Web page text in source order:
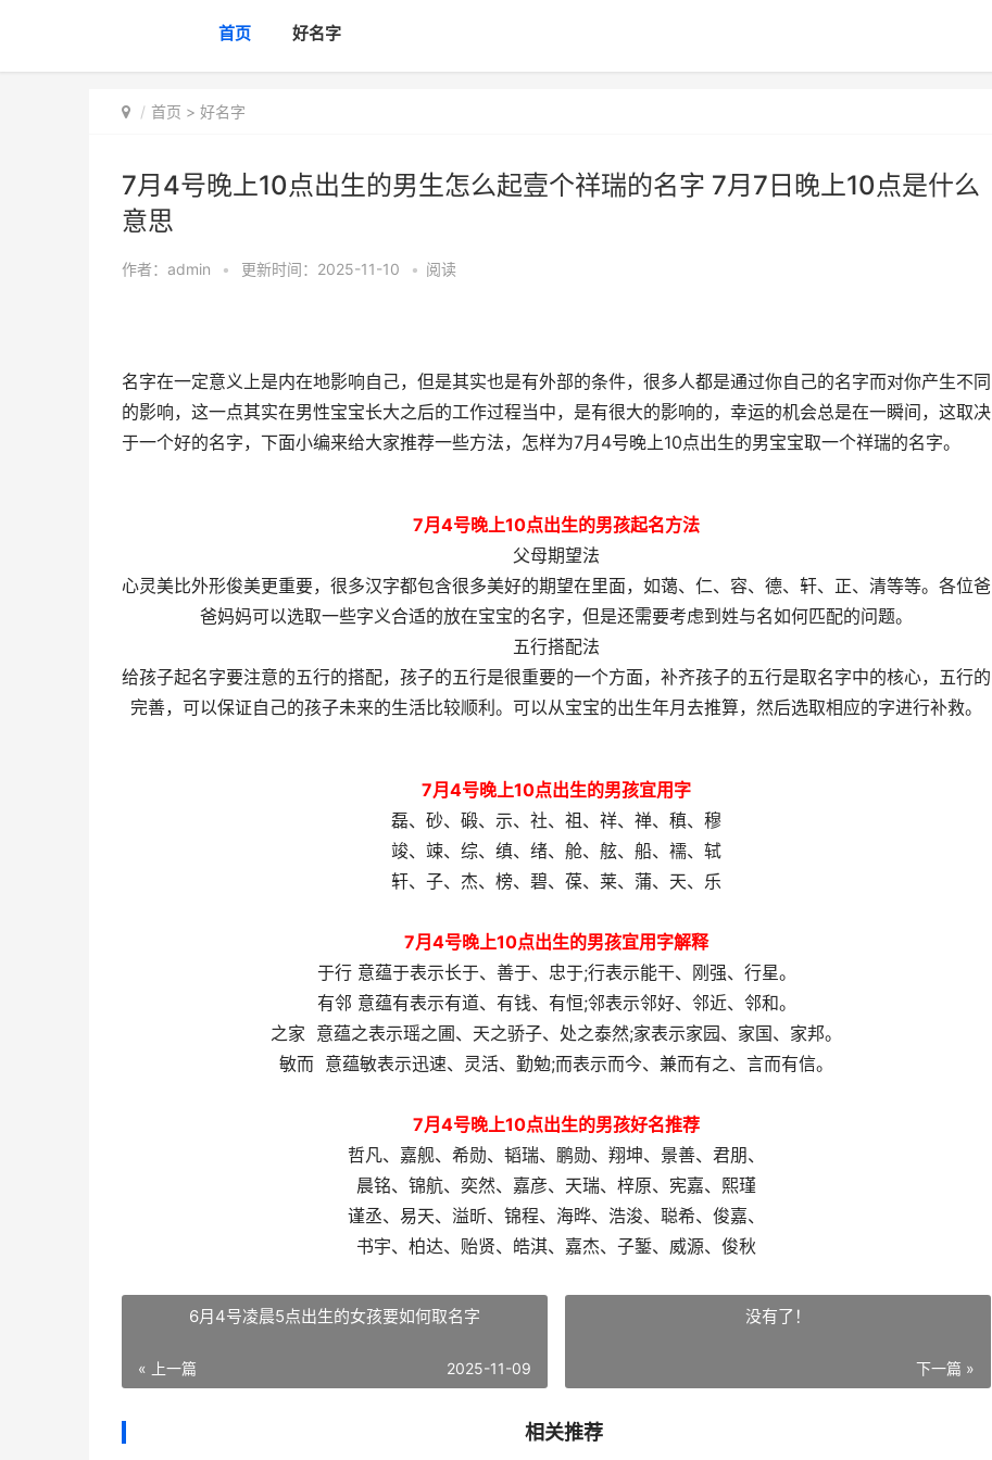
首页 好名字
首页 > 好名字
7月4号晚上10点出生的男生怎么起壹个祥瑞的名字 7月7日晚上10点是什么
意思
作者： admin • 更新时间：2025-11-10 • 阅读
名字在一定意义上是内在地影响自己，但是其实也是有外部的条件，很多人都是通过你自己的名字而对你产生不同
的影响，这一点其实在男性宝宝长大之后的工作过程当中，是有很大的影响的，幸运的机会总是在一瞬间，这取决
于一个好的名字，下面小编来给大家推荐一些方法，怎样为7月4号晚上10点出生的男宝宝取一个祥瑞的名字。
7月4号晚上10点出生的男孩起名方法
父母期望法
心灵美比外形俊美更重要，很多汉字都包含很多美好的期望在里面，如蔼、仁、容、德、轩、正、清等等。各位爸
爸妈妈可以选取一些字义合适的放在宝宝的名字，但是还需要考虑到姓与名如何匹配的问题。
五行搭配法
给孩子起名字要注意的五行的搭配，孩子的五行是很重要的一个方面，补齐孩子的五行是取名字中的核心，五行的
完善，可以保证自己的孩子未来的生活比较顺利。可以从宝宝的出生年月去推算，然后选取相应的字进行补救。
7月4号晚上10点出生的男孩宜用字
磊、砂、碫、示、社、祖、祥、禅、稹、穆
竣、竦、综、缜、绪、舱、舷、船、襦、轼
轩、子、杰、榜、碧、葆、莱、蒲、天、乐
7月4号晚上10点出生的男孩宜用字解释
于行 意蕴于表示长于、善于、忠于;行表示能干、刚强、行星。
有邻 意蕴有表示有道、有钱、有恒;邻表示邻好、邻近、邻和。
之家 意蕴之表示瑶之圃、天之骄子、处之泰然;家表示家园、家国、家邦。
敏而 意蕴敏表示迅速、灵活、勤勉;而表示而今、兼而有之、言而有信。
7月4号晚上10点出生的男孩好名推荐
哲凡、嘉舰、希勋、韬瑞、鹏勋、翔坤、景善、君朋、
晨铭、锦航、奕然、嘉彦、天瑞、梓原、宪嘉、熙瑾
谨丞、易天、溢昕、锦程、海晔、浩浚、聪希、俊嘉、
书宇、柏达、贻贤、皓淇、嘉杰、子錾、威源、俊秋
6月4号凌晨5点出生的女孩要如何取名字
« 上一篇 2025-11-09
没有了！
下一篇 »
相关推荐